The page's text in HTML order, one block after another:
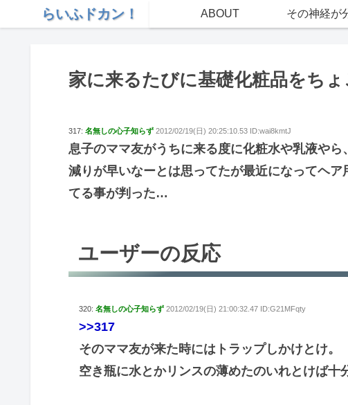
らいふドカン！ ABOUT その神経が
家に来るたびに基礎化粧品をち
317: 名無しの心子知らず 2012/02/19(日) 20:25:10.53 ID:wai8kmtJ
息子のママ友がうちに来る度に化粧水や乳液や
減りが早いなーとは思ってたが最近になってヘ
てる事が判った…
ユーザーの反応
320: 名無しの心子知らず 2012/02/19(日) 21:00:32.47 ID:G21MFqty
>>317
そのママ友が来た時にはトラップしかけとけ。
空き瓶に水とかリンスの薄めたのいれとけば十